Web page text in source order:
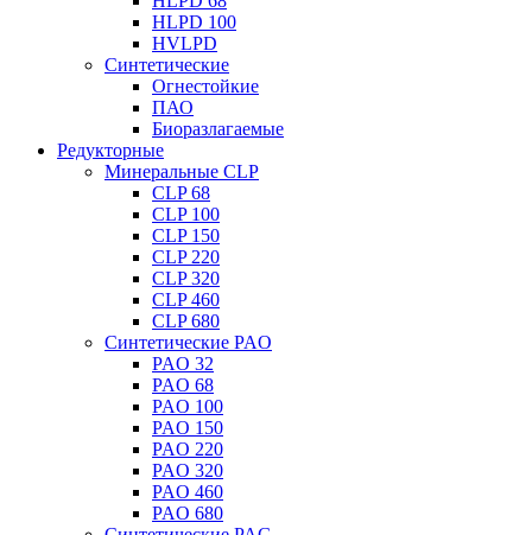
HLPD 100
HVLPD
Синтетические
Огнестойкие
ПАО
Биоразлагаемые
Редукторные
Минеральные CLP
CLP 68
CLP 100
CLP 150
CLP 220
CLP 320
CLP 460
CLP 680
Синтетические PAO
PAO 32
PAO 68
PAO 100
PAO 150
PAO 220
PAO 320
PAO 460
PAO 680